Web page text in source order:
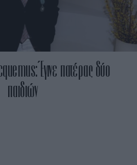
Έγινε πατέρας δύο
παιδιών